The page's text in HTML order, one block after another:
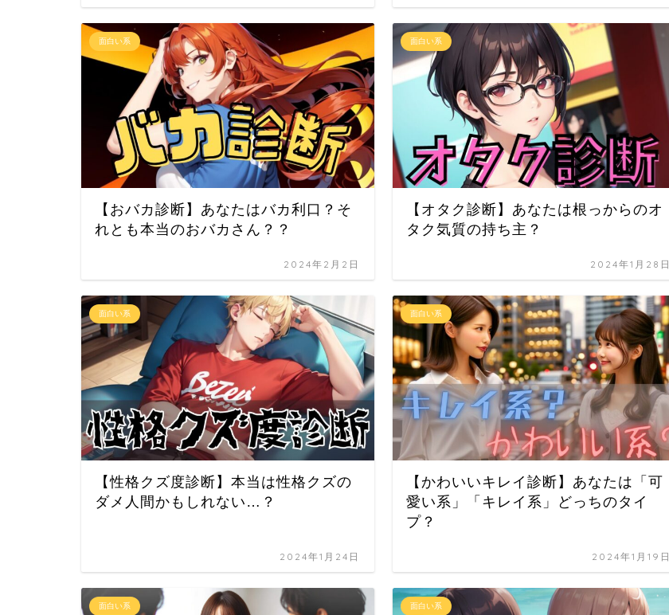
面白い系
【おバカ診断】あなたはバカ利口？そ
れとも本当のおバカさん？？
2024年2月2日
面白い系
【オタク診断】あなたは根っからのオ
タク気質の持ち主？
2024年1月28日
面白い系
【性格クズ度診断】本当は性格クズの
ダメ人間かもしれない…？
2024年1月24日
面白い系
【かわいいキレイ診断】あなたは「可
愛い系」「キレイ系」どっちのタイ
プ？
2024年1月19日
面白い系 面白い系